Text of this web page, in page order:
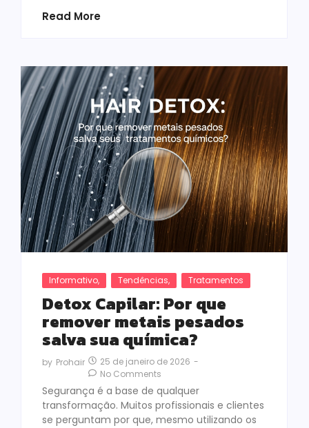
Read More
Informativo, Tendências, Tratamentos
Detox Capilar: Por que
remover metais pesados
salva sua química?
by Prohair 25 de janeiro de 2026 -
No Comments
Segurança é a base de qualquer
transformação. Muitos profissionais e clientes
se perguntam por que, mesmo utilizando os